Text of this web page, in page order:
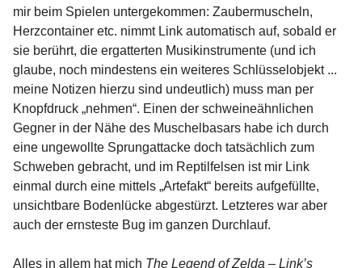
mir beim Spielen untergekommen: Zaubermuscheln,
Herzcontainer etc. nimmt Link automatisch auf, sobald er
sie berührt, die ergatterten Musikinstrumente (und ich
glaube, noch mindestens ein weiteres Schlüsselobjekt ...
meine Notizen hierzu sind undeutlich) muss man per
Knopfdruck „nehmen“. Einen der schweineähnlichen
Gegner in der Nähe des Muschelbasars habe ich durch
eine ungewollte Sprungattacke doch tatsächlich zum
Schweben gebracht, und im Reptilfelsen ist mir Link
einmal durch eine mittels „Artefakt“ bereits aufgefüllte,
unsichtbare Bodenlücke abgestürzt. Letzteres war aber
auch der ernsteste Bug im ganzen Durchlauf.
Alles in allem hat mich The Legend of Zelda – Link’s